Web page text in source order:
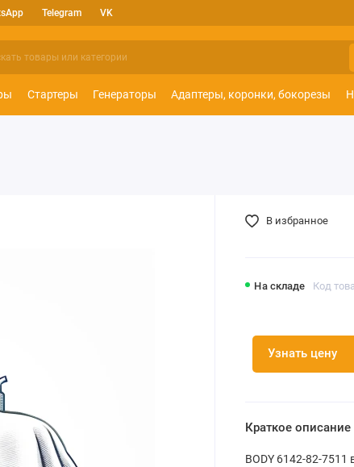
Telegram VK
Стартеры Генераторы Адаптеры, коронки, бокорезы
На складе Код
Узнать цену
В избранное
Краткое описание
BODY 6142-82-